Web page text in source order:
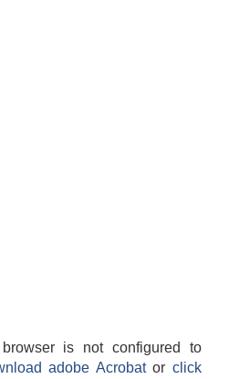
is not configured to
adobe Acrobatorclick